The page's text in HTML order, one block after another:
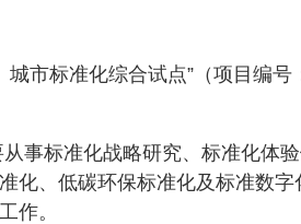
市标准化综合试点”（项目编号
事标准化战略研究、标准化体
化、低碳环保标准化及标准数字
作。